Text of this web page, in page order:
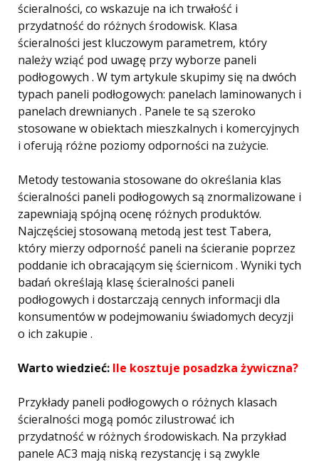
ścieralności, co wskazuje na ich trwałość i
przydatność do różnych środowisk. Klasa
ścieralności jest kluczowym parametrem, który
należy wziąć pod uwagę przy wyborze paneli
podłogowych . W tym artykule skupimy się na dwóch
typach paneli podłogowych: panelach laminowanych i
panelach drewnianych . Panele te są szeroko
stosowane w obiektach mieszkalnych i komercyjnych
i oferują różne poziomy odporności na zużycie.
Metody testowania stosowane do określania klas
ścieralności paneli podłogowych są znormalizowane i
zapewniają spójną ocenę różnych produktów.
Najczęściej stosowaną metodą jest test Tabera,
który mierzy odporność paneli na ścieranie poprzez
poddanie ich obracającym się ściernicom . Wyniki tych
badań określają klasę ścieralności paneli
podłogowych i dostarczają cennych informacji dla
konsumentów w podejmowaniu świadomych decyzji
o ich zakupie .
Warto wiedzieć: Ile kosztuje posadzka żywiczna?
Przykłady paneli podłogowych o różnych klasach
ścieralności mogą pomóc zilustrować ich
przydatność w różnych środowiskach. Na przykład
panele AC3 mają niską rezystancję i są zwykle